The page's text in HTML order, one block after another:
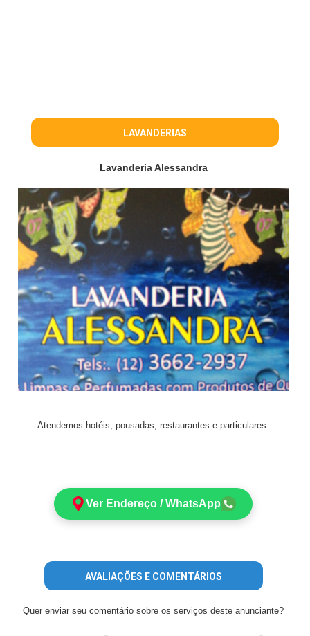
LAVANDERIAS
Lavanderia Alessandra
Atendemos hotéis, pousadas, restaurantes e particulares.
Ver Endereço / WhatsApp
AVALIAÇÕES E COMENTÁRIOS
Quer enviar seu comentário sobre os serviços deste anunciante?